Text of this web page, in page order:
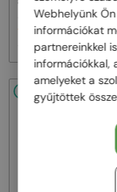
100 000 Ft 119 000 Ft
48/72 -15%
Webhelyünk
információkat
partnereinkkel
információkkal,
amelyeket a
gyűjtöttek